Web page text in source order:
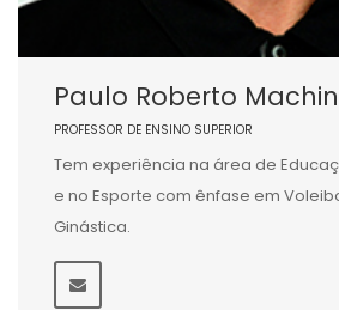
Paulo Roberto
PROFESSOR DE ENSINO SUPERIOR
Tem experiência na área de
e no Esporte com ênfase em
Ginástica.